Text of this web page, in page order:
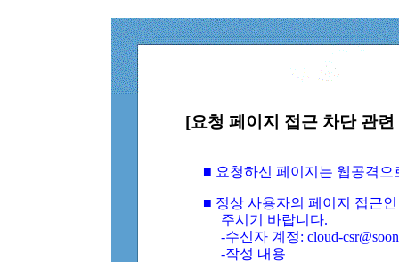
[요청 페이지 접근 차단 관
■ 요청하신 페이지는 웹공격
■ 정상 사용자의 페이지 접근
주시기 바랍니다.
-수신자 계정: cloud-
-작성 내용